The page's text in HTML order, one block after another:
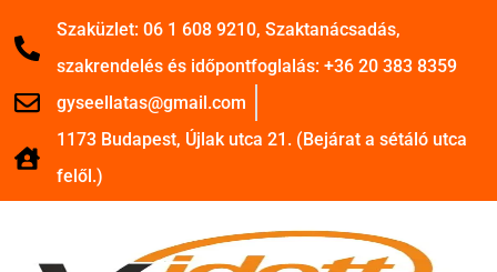
Szaküzlet: 06 1 608 9210, Szaktanácsadás,
szakrendelés és időpontfoglalás: +36 20 383 8359
gyseellatas@gmail.com
1173 Budapest, Újlak utca 21. (Bejárat a sétáló utca
felől.)